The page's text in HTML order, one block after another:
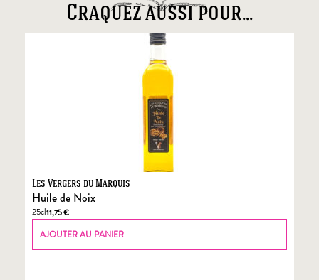
Craquez aussi pour...
Les Vergers du Marquis
Huile de Noix
25cl11,75€
AJOUTER AU PANIER